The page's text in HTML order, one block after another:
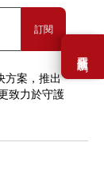
需要幫助嗎？
訂閱
方案，推出
致力於守護